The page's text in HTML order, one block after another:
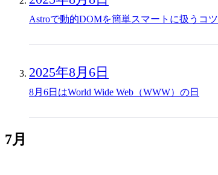
Astroで動的DOMを簡単スマートに扱うコツ
2025年8月6日
8月6日はWorld Wide Web（WWW）の日
7月